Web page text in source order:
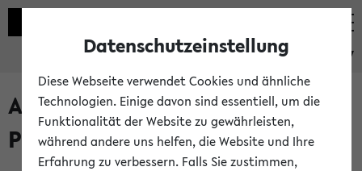
eKVV
Alle noch stattfindenden
Prüfungen
Datenschutzeinstellung
Diese Webseite verwendet Cookies und ähnliche
Technologien. Einige davon sind essentiell, um die
Funktionalität der Website zu gewährleisten,
während andere uns helfen, die Website und Ihre
Erfahrung zu verbessern. Falls Sie zustimmen,